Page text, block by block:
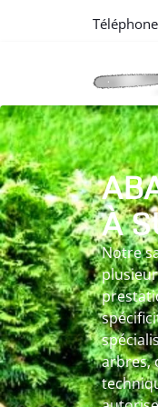
À
Notre
arbres,